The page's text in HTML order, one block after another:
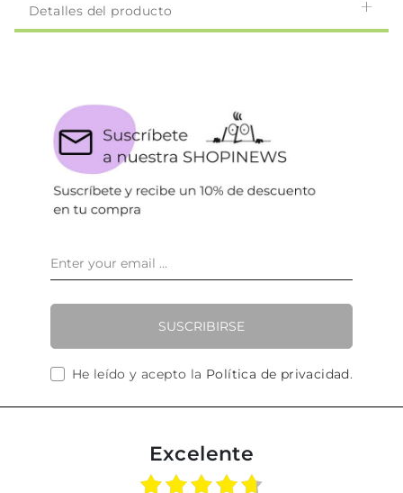
Detalles del producto
SUSCRIBIRSE
He leído y acepto la Política de privacidad.
Excelente